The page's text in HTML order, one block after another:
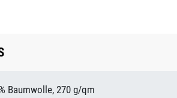
Baumwolle, 270 g/qm